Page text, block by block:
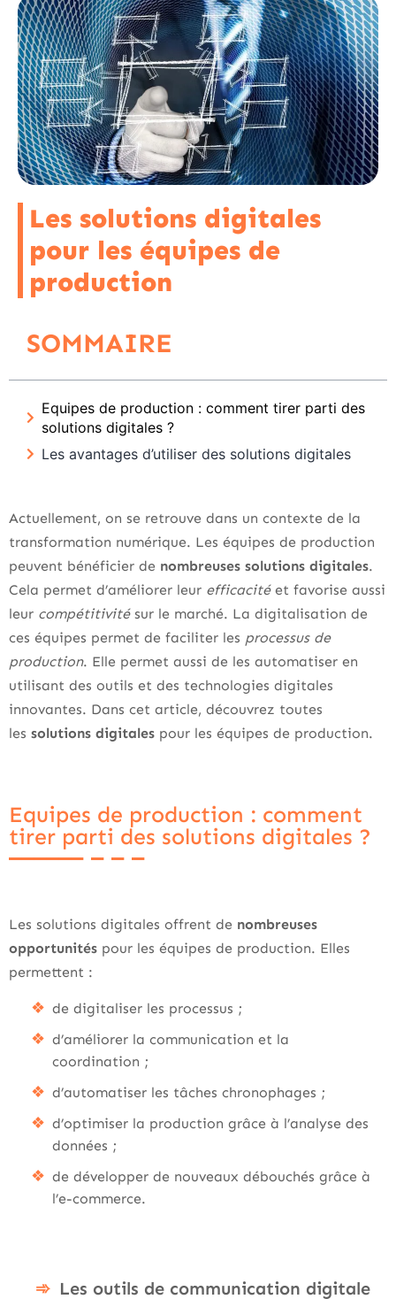
Les solutions digitales
pour les équipes de
production
SOMMAIRE
Equipes de production : comment tirer parti des
solutions digitales ?
Les avantages d’utiliser des solutions digitales
Actuellement, on se retrouve dans un contexte de la
transformation numérique. Les équipes de production
peuvent bénéficier de nombreuses solutions digitales.
Cela permet d’améliorer leur efficacité et favorise aussi
leur compétitivitésur le marché. La digitalisation de
ces équipes permet de faciliter les processus de
production. Elle permet aussi de les automatiser en
utilisant des outils et des technologies digitales
innovantes. Dans cet article, découvrez toutes
les solutions digitales pour les équipes de production.
Equipes de production : comment
tirer parti des solutions digitales ?
Les solutions digitales offrent de nombreuses
opportunités pour les équipes de production. Elles
permettent :
de digitaliser les processus ;
d’améliorer la communication et la
coordination ;
d’automatiser les tâches chronophages ;
d’optimiser la production grâce à l’analyse des
données ;
de développer de nouveaux débouchés grâce à
l’e-commerce.
Les outils de communication digitale